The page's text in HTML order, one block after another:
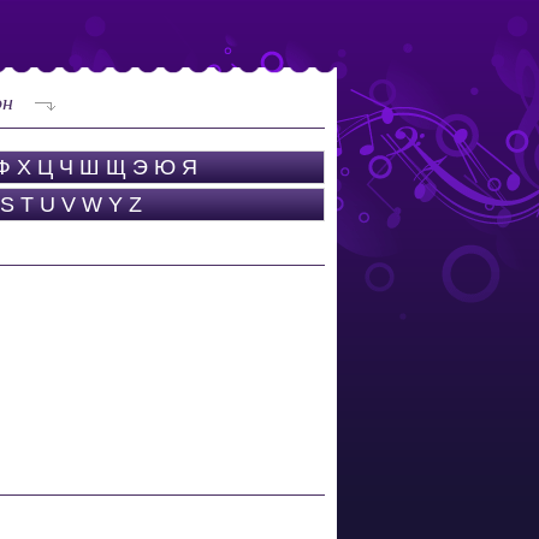
Х Ц Ч Ш Щ Э Ю Я
S T U V W Y Z